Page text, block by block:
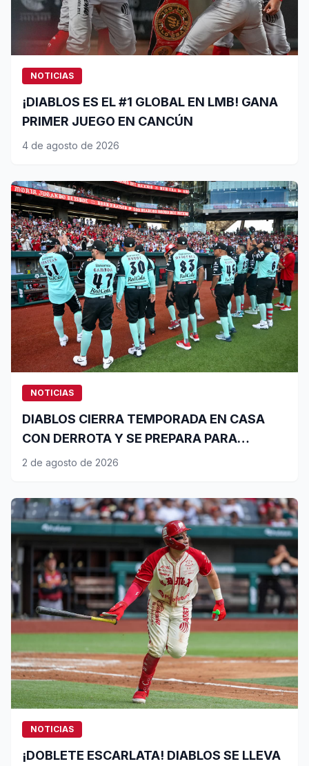
NOTICIAS
¡DIABLOS ES EL #1 GLOBAL EN LMB! GANA
PRIMER JUEGO EN CANCÚN
4 de agosto de 2026
NOTICIAS
DIABLOS CIERRA TEMPORADA EN CASA
CON DERROTA Y SE PREPARA PARA
ÚLTIMA SERIE DE PLAYOFFS
2 de agosto de 2026
NOTICIAS
¡DOBLETE ESCARLATA! DIABLOS SE LLEVA